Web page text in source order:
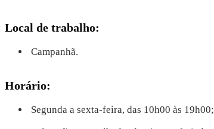
Local de trabalho:
Campanhã.
Horário:
Segunda a sexta-feira, das 10h00 às 19h00;